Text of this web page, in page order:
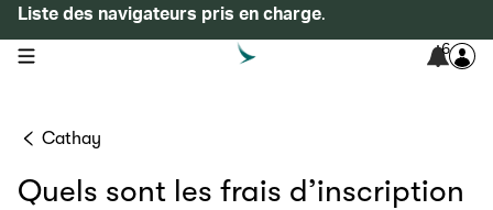
Liste des navigateurs pris en charge.
open navigation menu 6
Cathay
Quels sont les frais d’inscription